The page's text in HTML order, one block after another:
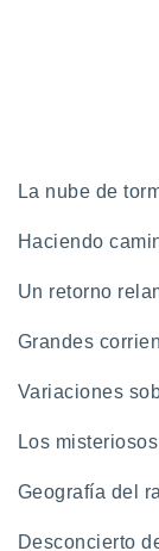
en
de
un
o acceder
perfiles
La nube de
Haciendo
Un retorno
Grandes
Variaciones
Los
Geografía del
Desconcierto